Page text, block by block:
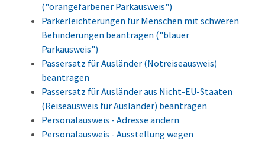
("orangefarbener Parkausweis")
Parkerleichterungen für Menschen mit schweren
Behinderungen beantragen ("blauer
Parkausweis")
Passersatz für Ausländer (Notreiseausweis)
beantragen
Passersatz für Ausländer aus Nicht-EU-Staaten
(Reiseausweis für Ausländer) beantragen
Personalausweis - Adresse ändern
Personalausweis - Ausstellung wegen